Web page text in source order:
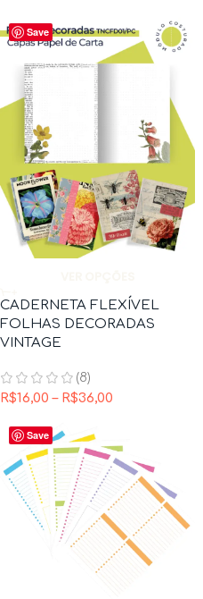
Save
CADERNETA FLEXÍVEL
FOLHAS DECORADAS
VINTAGE
(8)
R$16,00 – R$36,00
Save